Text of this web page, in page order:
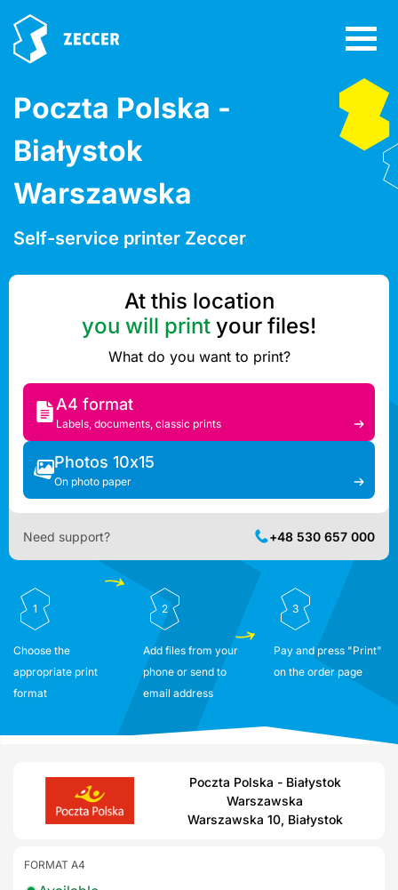
Poczta Polska -
Białystok
Warszawska
Self-service printer Zeccer
At this location
you will print your files!
What do you want to print?
A4 format
Labels, documents, classic prints
Photos 10x15
On photo paper
Need support? +48 530 657 000
1
Choose the
appropriate print
format
2
Add files from your
phone or send to
email address
3
Pay and press "Print"
on the order page
Poczta Polska - Białystok
Warszawska
Warszawska 10, Białystok
FORMAT A4